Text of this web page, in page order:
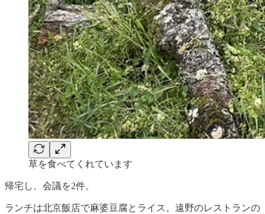
草を食べてくれています
帰宅し、会議を2件。
ランチは北京飯店で麻婆豆腐とライス。遠野のレストランの